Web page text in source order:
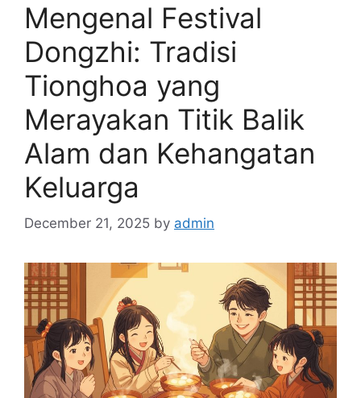
Mengenal Festival
Dongzhi: Tradisi
Tionghoa yang
Merayakan Titik Balik
Alam dan Kehangatan
Keluarga
December 21, 2025 by admin